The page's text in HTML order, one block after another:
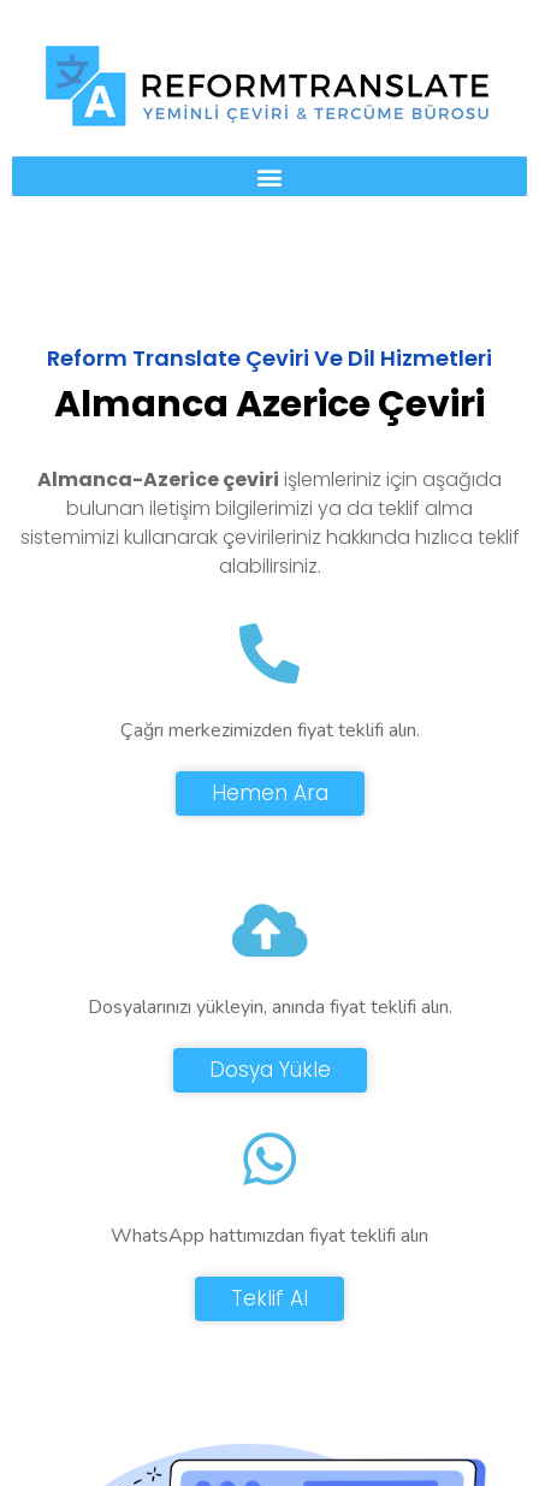
Reform Translate Çeviri Ve Dil Hizmetleri
Almanca Azerice Çeviri
Almanca-Azerice çeviri işlemleriniz için aşağıda
bulunan iletişim bilgilerimizi ya da teklif alma
sistemimizi kullanarak çevirileriniz hakkında hızlıca teklif
alabilirsiniz.
Çağrı merkezimizden fiyat teklifi alın.
Hemen Ara
Dosyalarınızı yükleyin, anında fiyat teklifi alın.
Dosya Yükle
WhatsApp hattımızdan fiyat teklifi alın
Teklif Al